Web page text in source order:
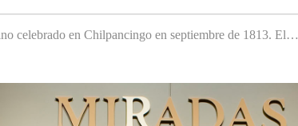
celebrado en Chilpancingo en septiembre de 1813. El…